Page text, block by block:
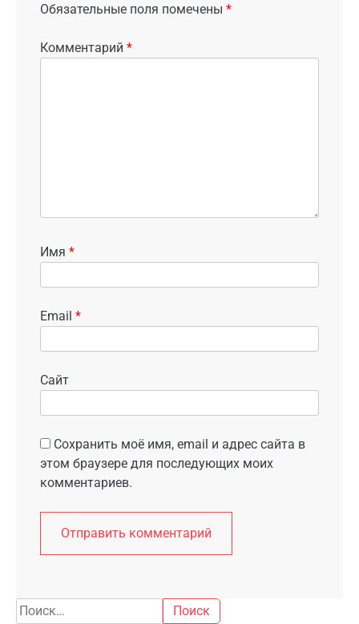
Обязательные поля помечены *
Комментарий *
Имя *
Email *
Сайт
Сохранить моё имя, email и адрес сайта в
этом браузере для последующих моих
комментариев.
Найти: